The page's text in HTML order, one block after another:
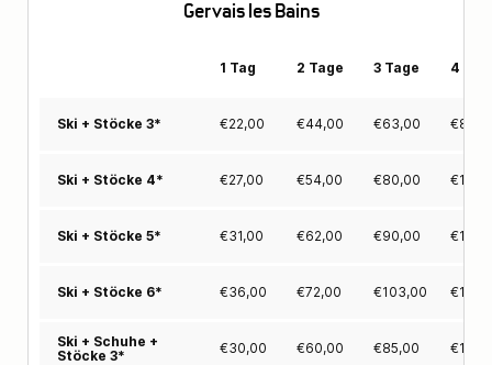
Gervais les Bains
1 Tag 2 Tage 3 Tage 4
Ski + Stöcke 3* €22,00 €44,00 €63,00 €
Ski + Stöcke 4* €27,00 €54,00 €80,00 €
Ski + Stöcke 5* €31,00 €62,00 €90,00 €
Ski + Stöcke 6* €36,00 €72,00 €103,00 €
Ski + Schuhe +
Stöcke 3*
€30,00 €60,00 €85,00 €